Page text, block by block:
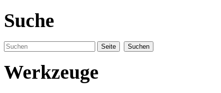
Suche
Werkzeuge